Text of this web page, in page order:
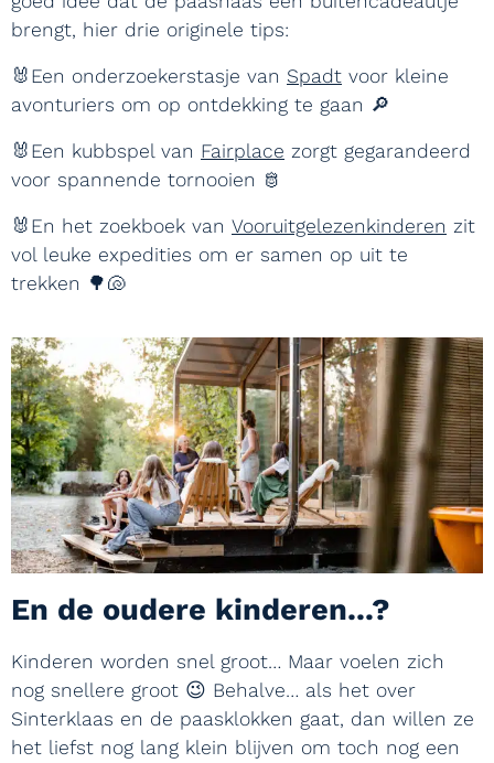
brengt, hier drie originele tips:
🐰Een onderzoekerstasje van Spadt voor kleine
avonturiers om op ontdekking te gaan 🔎
🐰Een kubbspel van Fairplace zorgt gegarandeerd
voor spannende tornooien 🫅
🐰En het zoekboek van Vooruitgelezenkinderen zit
vol leuke expedities om er samen op uit te
trekken 🌳🐚
En de oudere kinderen...?
Kinderen worden snel groot… Maar voelen zich
nog snellere groot 😉 Behalve… als het over
Sinterklaas en de paasklokken gaat, dan willen ze
het liefst nog lang klein blijven om toch nog een